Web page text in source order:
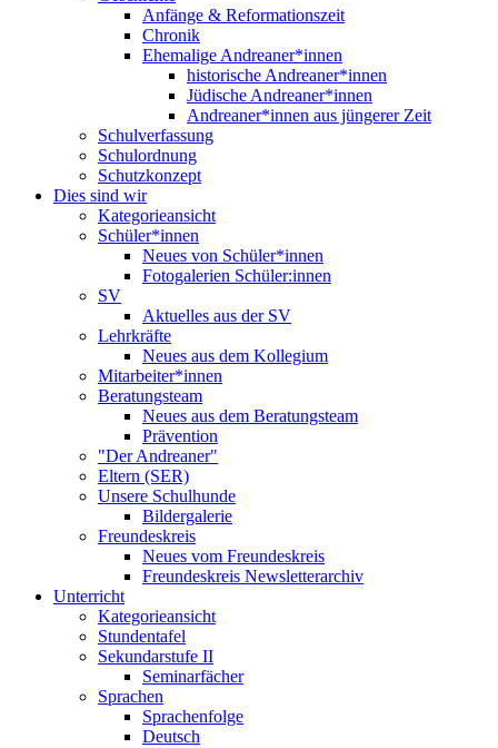
Anfänge & Reformationszeit
Chronik
Ehemalige Andreaner*innen
historische Andreaner*innen
Jüdische Andreaner*innen
Andreaner*innen aus jüngerer Zeit
Schulverfassung
Schulordnung
Schutzkonzept
Dies sind wir
Kategorieansicht
Schüler*innen
Neues von Schüler*innen
Fotogalerien Schüler:innen
SV
Aktuelles aus der SV
Lehrkräfte
Neues aus dem Kollegium
Mitarbeiter*innen
Beratungsteam
Neues aus dem Beratungsteam
Prävention
"Der Andreaner"
Eltern (SER)
Unsere Schulhunde
Bildergalerie
Freundeskreis
Neues vom Freundeskreis
Freundeskreis Newsletterarchiv
Unterricht
Kategorieansicht
Stundentafel
Sekundarstufe II
Seminarfächer
Sprachen
Sprachenfolge
Deutsch